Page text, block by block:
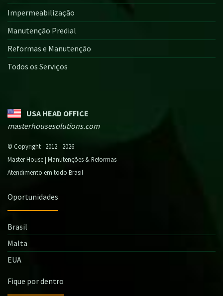
Impermeabilização
Manutenção Predial
Reformas e Manutenção
Todos os Serviços
USA HEAD OFFICE
masterhousesolutions.com
© Copyright 2012 - 2026
Master House | Manutenções & Reformas
Atendimento em todo Brasil
Oportunidades
Brasil
Malta
EUA
Fique por dentro